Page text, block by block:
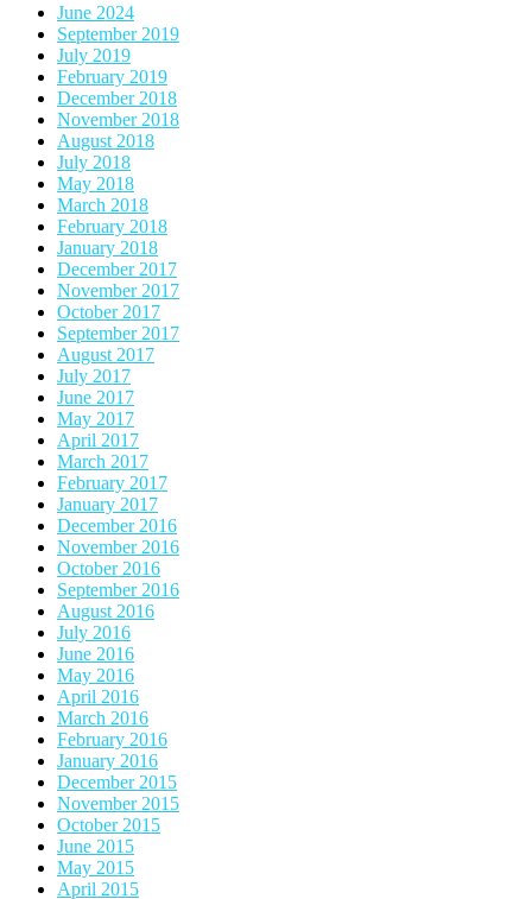
June 2024
September 2019
July 2019
February 2019
December 2018
November 2018
August 2018
July 2018
May 2018
March 2018
February 2018
January 2018
December 2017
November 2017
October 2017
September 2017
August 2017
July 2017
June 2017
May 2017
April 2017
March 2017
February 2017
January 2017
December 2016
November 2016
October 2016
September 2016
August 2016
July 2016
June 2016
May 2016
April 2016
March 2016
February 2016
January 2016
December 2015
November 2015
October 2015
June 2015
May 2015
April 2015